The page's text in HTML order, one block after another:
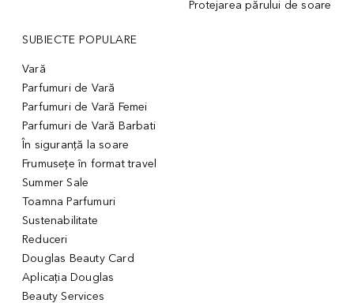
Protejarea părului de soare
SUBIECTE POPULARE
Vară
Parfumuri de Vară
Parfumuri de Vară Femei
Parfumuri de Vară Barbati
În siguranță la soare
Frumusețe în format travel
Summer Sale
Toamna Parfumuri
Sustenabilitate
Reduceri
Douglas Beauty Card
Aplicația Douglas
Beauty Services